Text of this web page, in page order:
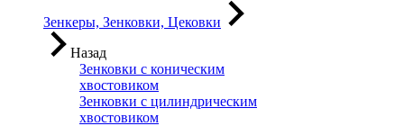
Зенкеры, Зенковки, Цековки
Назад
Зенковки с коническим
хвостовиком
Зенковки с цилиндрическим
хвостовиком